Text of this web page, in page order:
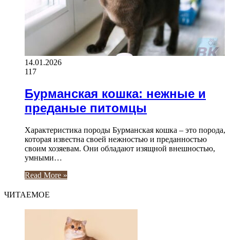
14.01.2026
117
Бурманская кошка: нежные и
преданые питомцы
Характеристика породы Бурманская кошка – это порода,
которая известна своей нежностью и преданностью
своим хозяевам. Они обладают изящной внешностью,
умными…
Read More »
ЧИТАЕМОЕ